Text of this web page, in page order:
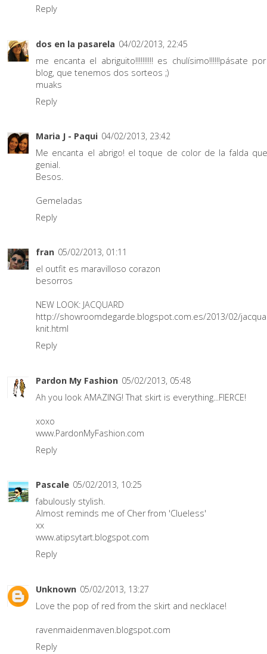
Reply
dos en la pasarela 04/02/2013, 22:45
me encanta el abriguito!!!!!!!!!! es chulísimo!!!!!!pásate
blog, que tenemos dos sorteos ;)
muaks
Reply
Maria J - Paqui 04/02/2013, 23:42
Me encanta el abrigo! el toque de color de la falda
genial.
Besos.
Gemeladas
Reply
fran 05/02/2013, 01:11
el outfit es maravilloso corazon
besorros
NEW LOOK: JACQUARD
http://showroomdegarde.blogspot.com.es/2013/02/
knit.html
Reply
Pardon My Fashion 05/02/2013, 05:48
Ah you look AMAZING! That skirt is everything...FIERCE!
xoxo
www.PardonMyFashion.com
Reply
Pascale 05/02/2013, 10:25
fabulously stylish.
Almost reminds me of Cher from 'Clueless'
xx
www.atipsytart.blogspot.com
Reply
Unknown 05/02/2013, 13:27
Love the pop of red from the skirt and necklace!
ravenmaidenmaven.blogspot.com
Reply